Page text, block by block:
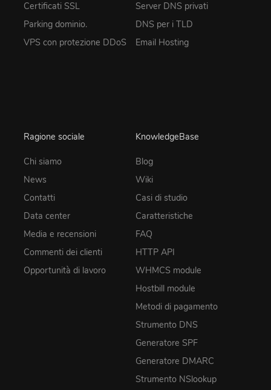
Certificati SSL
Parking dominio.
VPS con protezione DDoS
Server DNS privati
DNS per i TLD
Email Hosting
Ragione sociale
Chi siamo
News
Contatti
Data center
Media e recensioni
Commenti dei clienti
Opportunità di lavoro
KnowledgeBase
Blog
Wiki
Casi di studio
Caratteristiche
FAQ
HTTP API
WHMCS module
Hostbill module
Metodi di pagamento
Strumento DNS
Generatore SPF
Generatore DMARC
Strumento NSlookup